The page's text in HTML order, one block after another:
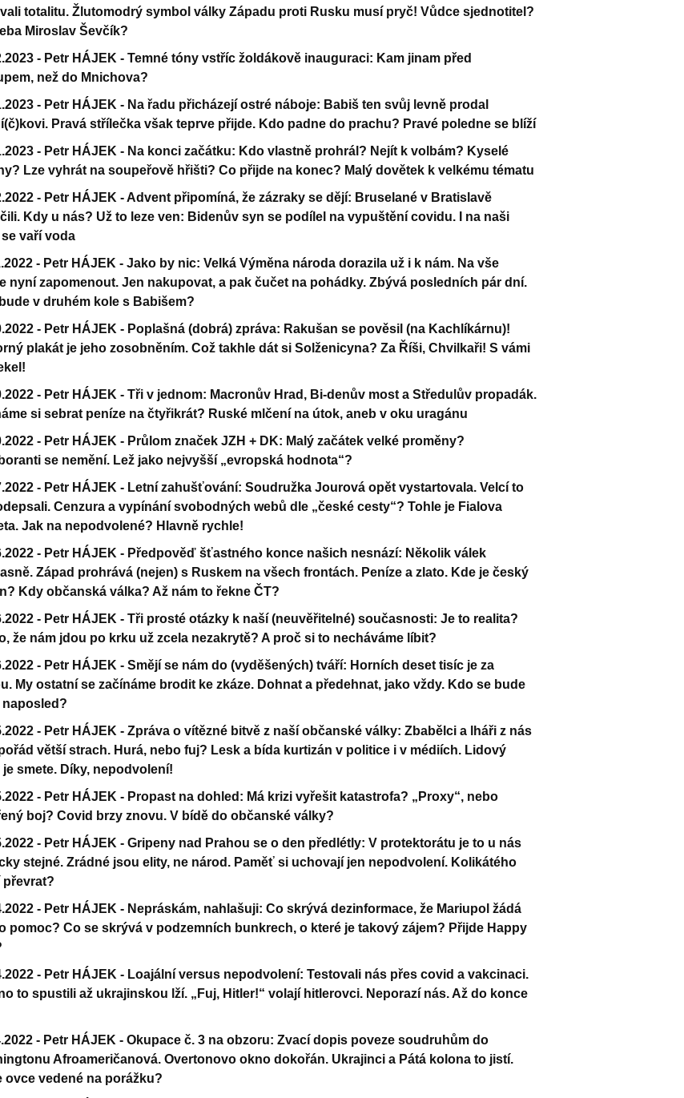
totalitu. Žlutomodrý symbol války Západu proti Rusku musí pryč! Vůdce sjednotitel?
Miroslav Ševčík?
- Petr HÁJEK - Temné tóny vstříc žoldákově inauguraci: Kam jinam před
než do Mnichova?
- Petr HÁJEK - Na řadu přicházejí ostré náboje: Babiš ten svůj levně prodal
Pravá střílečka však teprve přijde. Kdo padne do prachu? Pravé poledne se blíží
- Petr HÁJEK - Na konci začátku: Kdo vlastně prohrál? Nejít k volbám? Kyselé
Lze vyhrát na soupeřově hřišti? Co přijde na konec? Malý dovětek k velkému tématu
- Petr HÁJEK - Advent připomíná, že zázraky se dějí: Bruselané v Bratislavě
Kdy u nás? Už to leze ven: Bidenův syn se podílel na vypuštění covidu. I na naši
vaří voda
- Petr HÁJEK - Jako by nic: Velká Výměna národa dorazila už i k nám. Na vše
nyní zapomenout. Jen nakupovat, a pak čučet na pohádky. Zbývá posledních pár dní.
v druhém kole s Babišem?
- Petr HÁJEK - Poplašná (dobrá) zpráva: Rakušan se pověsil (na Kachlíkárnu)!
plakát je jeho zosobněním. Což takhle dát si Solženicyna? Za Říši, Chvilkaři! S vámi
- Petr HÁJEK - Tři v jednom: Macronův Hrad, Bi-denův most a Středulův propadák.
si sebrat peníze na čtyřikrát? Ruské mlčení na útok, aneb v oku uragánu
- Petr HÁJEK - Průlom značek JZH + DK: Malý začátek velké proměny?
se nemění. Lež jako nejvyšší „evropská hodnota“?
- Petr HÁJEK - Letní zahušťování: Soudružka Jourová opět vystartovala. Velcí to
Cenzura a vypínání svobodných webů dle „české cesty“? Tohle je Fialova
Jak na nepodvolené? Hlavně rychle!
- Petr HÁJEK - Předpověď šťastného konce našich nesnází: Několik válek
Západ prohrává (nejen) s Ruskem na všech frontách. Peníze a zlato. Kde je český
Kdy občanská válka? Až nám to řekne ČT?
- Petr HÁJEK - Tři prosté otázky k naší (neuvěřitelné) současnosti: Je to realita?
že nám jdou po krku už zcela nezakrytě? A proč si to necháváme líbit?
- Petr HÁJEK - Smějí se nám do (vyděšených) tváří: Horních deset tisíc je za
My ostatní se začínáme brodit ke zkáze. Dohnat a předehnat, jako vždy. Kdo se bude
naposled?
- Petr HÁJEK - Zpráva o vítězné bitvě z naší občanské války: Zbabělci a lháři z nás
větší strach. Hurá, nebo fuj? Lesk a bída kurtizán v politice i v médiích. Lidový
je smete. Díky, nepodvolení!
- Petr HÁJEK - Propast na dohled: Má krizi vyřešit katastrofa? „Proxy“, nebo
boj? Covid brzy znovu. V bídě do občanské války?
- Petr HÁJEK - Gripeny nad Prahou se o den předlétly: V protektorátu je to u nás
stejné. Zrádné jsou elity, ne národ. Paměť si uchovají jen nepodvolení. Kolikátého
převrat?
- Petr HÁJEK - Nepráskám, nahlašuji: Co skrývá dezinformace, že Mariupol žádá
pomoc? Co se skrývá v podzemních bunkrech, o které je takový zájem? Přijde Happy
- Petr HÁJEK - Loajální versus nepodvolení: Testovali nás přes covid a vakcinaci.
to spustili až ukrajinskou lží. „Fuj, Hitler!“ volají hitlerovci. Neporazí nás. Až do konce
- Petr HÁJEK - Okupace č. 3 na obzoru: Zvací dopis poveze soudruhům do
Afroameričanová. Overtonovo okno dokořán. Ukrajinci a Pátá kolona to jistí.
ovce vedené na porážku?